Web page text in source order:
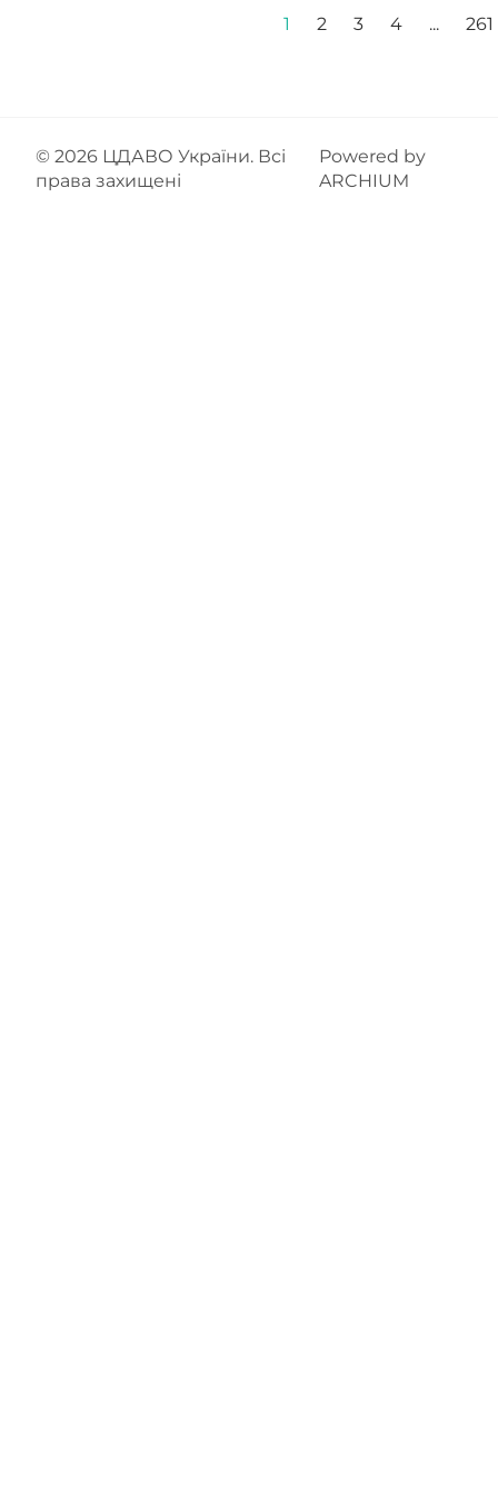
1 2 3 4 ... 261
© 2026 ЦДАВО України. Всі
права захищені
Powered by
ARCHIUM